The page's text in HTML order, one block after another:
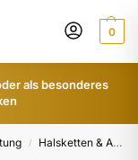
0
als besonderes
/ Halsketten & Anhänger für Damen in vielen Designs